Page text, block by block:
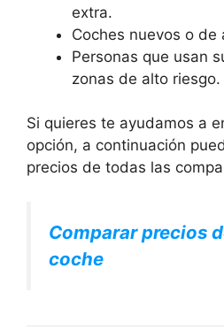
extra.
Coches nuevos o de
Personas que usan
zonas de alto riesgo.
Si quieres te ayudamos a
opción, a continuación
precios de todas las
Comparar precios
coche